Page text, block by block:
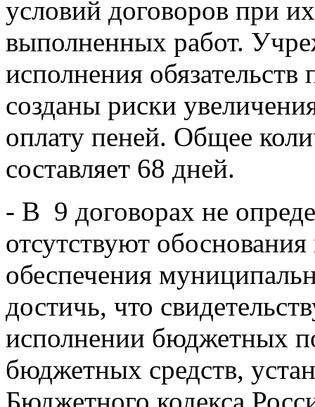
условий договоров при
выполненных работ.
исполнения
созданы риски
оплату пеней. Общее
составляет 68 дней.
- В 9 договорах не
отсутствуют
обеспечения
достичь, что
исполнении бюджетных
бюджетных средств,
Бюджетного кодекса